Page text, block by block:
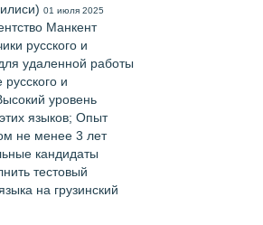
01 июля 2025
Манкент
русского и
удаленной работы
и
уровень
языков; Опыт
не менее 3 лет
кандидаты
тестовый
на грузинский